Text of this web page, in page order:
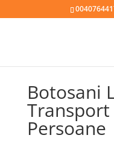
Botosani
Persoane